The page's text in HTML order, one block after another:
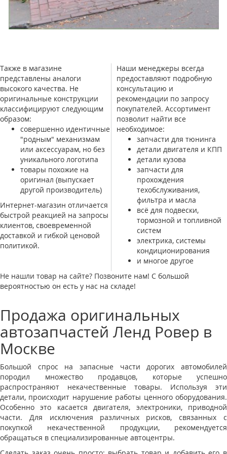
Также в магазине
представлены аналоги
высокого качества. Не
оригинальные конструкции
классифицируют следующим
образом:
совершенно идентичные
"родным" механизмам
или аксессуарам, но без
уникального логотипа
товары похожие на
оригинал (выпускает
другой производитель)
Интернет-магазин отличается
быстрой реакцией на запросы
клиентов, своевременной
доставкой и гибкой ценовой
политикой.
Наши менеджеры всегда
предоставляют подробную
консультацию и
рекомендации по запросу
покупателей. Ассортимент
позволит найти все
необходимое:
запчасти для тюнинга
детали двигателя и КПП
детали кузова
запчасти для
прохождения
техобслуживания,
фильтра и масла
всё для подвески,
тормозной и топливной
систем
электрика, системы
кондиционирования
и многое другое
Не нашли товар на сайте? Позвоните нам! С большой
вероятностью он есть у нас на складе!
Продажа оригинальных
автозапчастей Ленд Ровер в
Москве
Большой спрос на запасные части дорогих автомобилей
породил множество продавцов, которые успешно
распространяют некачественные товары. Используя эти
детали, происходит нарушение работы ценного оборудования.
Особенно это касается двигателя, электроники, приводной
части. Для исключения различных рисков, связанных с
покупкой некачественной продукции, рекомендуется
обращаться в специализированные автоцентры.